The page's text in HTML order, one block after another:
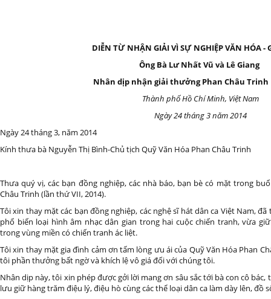
DIỄN TỪ NHẬN GIẢI VÌ SỰ NGHIỆP VĂN HÓA -
Ông Bà Lư Nhất Vũ và Lê Giang
Nhân dịp nhận giải thưởng Phan Châu Trinh
Thành phố Hồ Chí Minh, Việt Nam
Ngày 24 tháng 3 năm 2014
Ngày 24 tháng 3, năm 2014
Kính thưa bà Nguyễn Thị Bình-Chủ tịch Quỹ Văn Hóa Phan Châu Trinh
Thưa quý vị, các bạn đồng nghiệp, các nhà báo, bạn bè có mặt trong
Châu Trinh (lần thứ VII, 2014).
Tôi xin thay mặt các bạn đồng nghiệp, các nghệ sĩ hát dân ca Việt Nam,
phổ biến loại hình âm nhạc dân gian trong hai cuộc chiến tranh, vừa
trong vùng miền có chiến tranh ác liệt.
Tôi xin thay mặt gia đình cảm ơn tấm lòng ưu ái của Quỹ Văn Hóa Phan
tôi phần thưởng bất ngờ và khích lệ vô giá đối với chúng tôi.
Nhân dịp này, tôi xin phép được gởi lời mang ơn sâu sắc tới bà con cô
lưu giữ hàng trăm điệu lý, điệu hò cùng các thể loại dân ca làm dày lên, đồ